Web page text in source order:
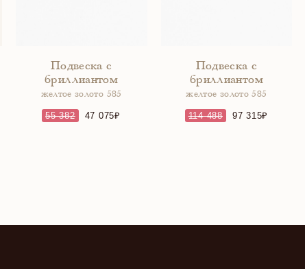
Подвеска с
бриллиантом
желтое золото 585
55 382 47 075
Подвеска с
бриллиантом
желтое золото 585
114 488 97 315